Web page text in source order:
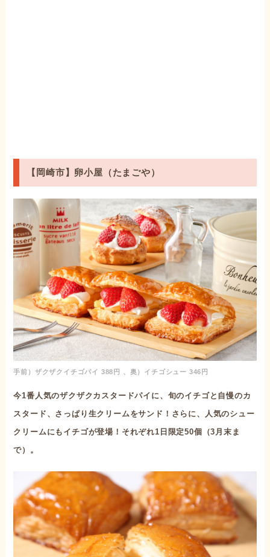
【岡崎市】卵小屋（たまごや）
手前）ザクザクイチゴパイ 388円 、奥）イチゴシュー 346円
今1番人気のザクザクカスタードパイに、旬のイチゴと自慢のカ
スタード、さっぱり生クリームをサンド！さらに、人気のシュー
クリームにもイチゴが登場！それぞれ1日限定50個（3月末ま
で）。